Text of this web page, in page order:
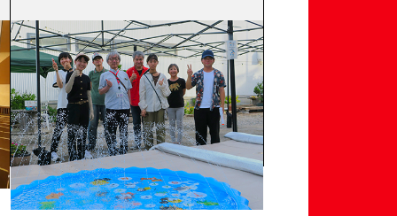
ニュース 2026年08月05日
学生のアイデアがカタチに！万代中
央ふ頭に「万代みずあそび広場」が
オープン！【建築デザイン学科】